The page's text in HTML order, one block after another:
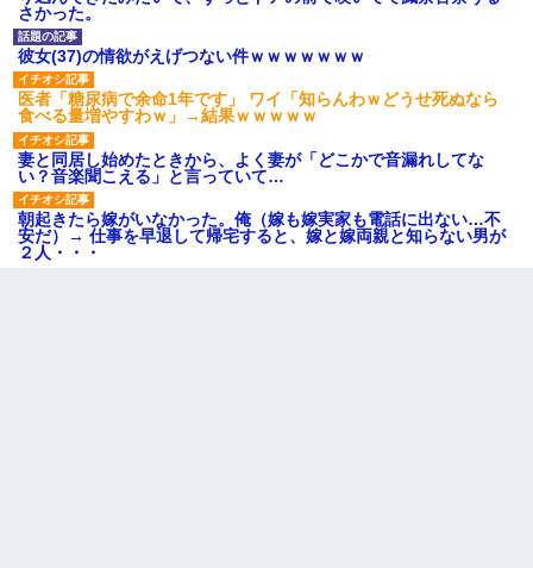
さかった。
彼女(37)の情欲がえげつない件ｗｗｗｗｗｗｗ
医者「糖尿病で余命1年です」 ワイ「知らんわｗどうせ死ぬなら
食べる量増やすわｗ」→結果ｗｗｗｗｗ
妻と同居し始めたときから、よく妻が「どこかで音漏れしてな
い？音楽聞こえる」と言っていて…
朝起きたら嫁がいなかった。俺（嫁も嫁実家も電話に出ない…不
安だ）→ 仕事を早退して帰宅すると、嫁と嫁両親と知らない男が
２人・・・